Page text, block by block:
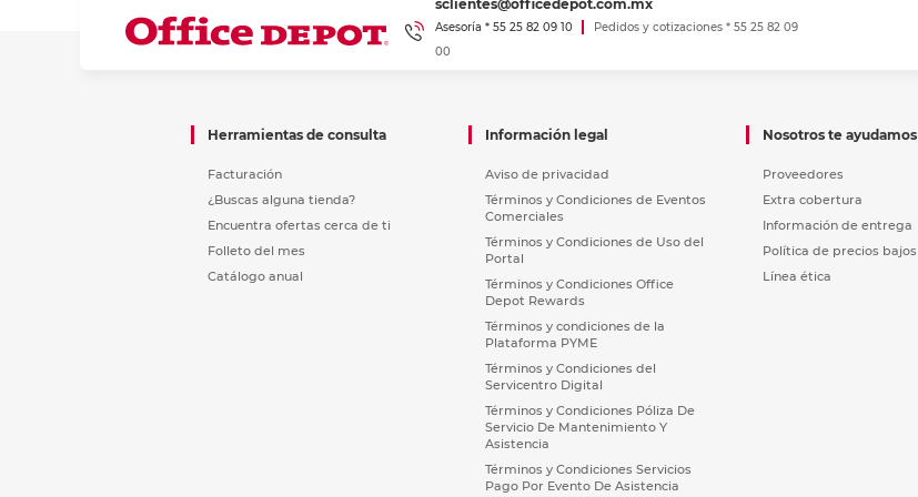
sclientes@officedepot.com.mx
Asesoría * 55 25 82 09 10
Pedidos y cotizaciones * 55 25 82 09
00
Herramientas de consulta
Facturación
¿Buscas alguna tienda?
Encuentra ofertas cerca de ti
Folleto del mes
Catálogo anual
Información legal
Aviso de privacidad
Términos y Condiciones de Eventos
Comerciales
Términos y Condiciones de Uso del
Portal
Términos y Condiciones Office
Depot Rewards
Términos y condiciones de la
Plataforma PYME
Términos y Condiciones del
Servicentro Digital
Términos y Condiciones Póliza De
Servicio De Mantenimiento Y
Asistencia
Términos y Condiciones Servicios
Pago Por Evento De Asistencia
Nosotros te ayudamos
Proveedores
Extra cobertura
Información de entrega
Política de precios bajos
Línea ética